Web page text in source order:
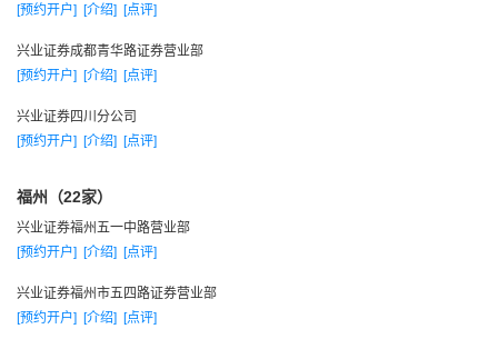
服务承诺
专注倾听、深入了解，根据客户需求定制解决方案，帮助
客户实现资产增值
公开、公正、公平地对待每一个客户，恪守行规和信誉，
为客户提供个性化专业服务
急，想客户之所想
建设先进的交易、通讯和清算系统，满足客户对硬件保障
服务范围
证券的自营和代理买卖
[预约开户] [介绍] [点评]
兴业证券成都青华路证券营业部
[预约开户] [介绍] [点评]
兴业证券四川分公司
[预约开户] [介绍] [点评]
福州（22家）
兴业证券福州五一中路营业部
[预约开户] [介绍] [点评]
兴业证券福州市五四路证券营业部
[预约开户] [介绍] [点评]